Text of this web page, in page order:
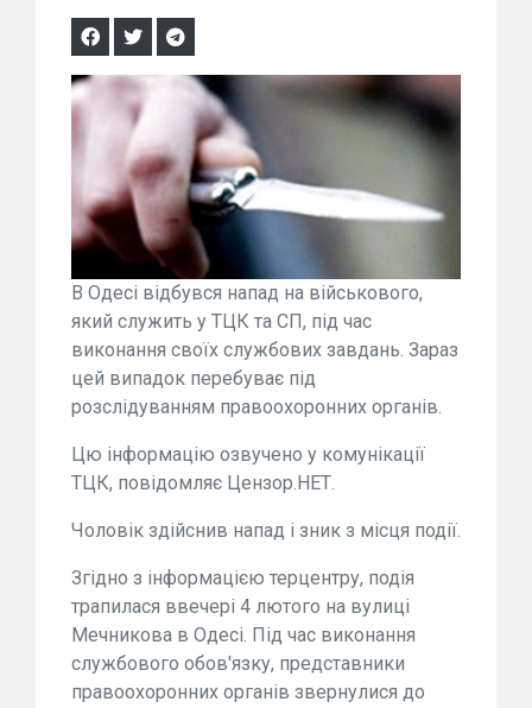
В Одесі відбувся напад на військового,
який служить у ТЦК та СП, під час
виконання своїх службових завдань. Зараз
цей випадок перебуває під
розслідуванням правоохоронних органів.
Цю інформацію озвучено у комунікації
ТЦК, повідомляє Цензор.НЕТ.
Чоловік здійснив напад і зник з місця події.
Згідно з інформацією терцентру, подія
трапилася ввечері 4 лютого на вулиці
Мечникова в Одесі. Під час виконання
службового обов'язку, представники
правоохоронних органів звернулися до